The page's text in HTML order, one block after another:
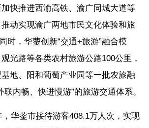
快推进西渝高铁、渝广同城大道等
动实现渝广两地市民文化体验和旅
时，华蓥创新“交通+旅游”融合模
光路等各类农村旅游公路100公里，
地、阳和葡萄产业园等一批农旅融
联内畅、快进慢游”的旅游交通体系。
，华蓥市接待游客408.1万人次，实现